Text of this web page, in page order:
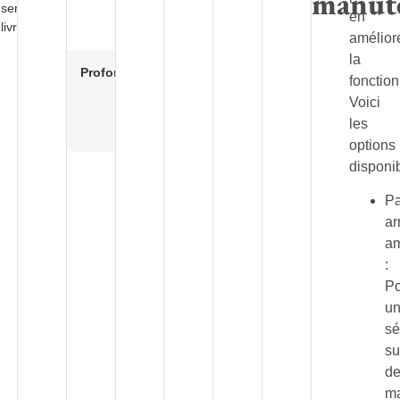
Profondeur
en
la
Voici
les
options
: